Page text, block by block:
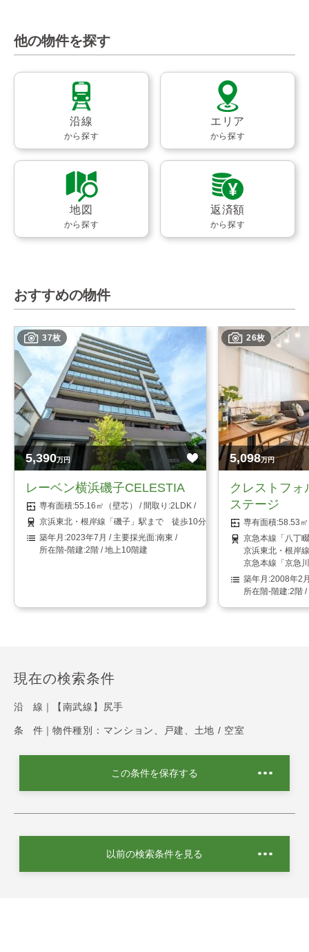
他の物件を探す
沿線
から探す
エリア
から探す
地図
から探す
返済額
から探す
おすすめの物件
37枚
5,390万円
レーベン横浜磯子CELESTIA
55.16㎡（壁芯）
2LDK
京浜東北・根岸線「磯子」駅まで 徒歩10分
2023年7月
南東
2階 / 地上10階建
26枚
5,098万円
クレストフォ
ステージ
58.53
京急本線「八丁
京浜東北・根岸
京急本線「京急
2008年2
2階 /
現在の検索条件
沿 線｜ 【南武線】尻手
条 件｜ 物件種別：マンション、戸建、土地 / 空室
この条件を保存する
以前の検索条件を見る